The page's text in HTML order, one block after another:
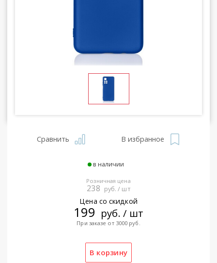
Сравнить В избранное
в наличии
Розничная цена
238 руб. / шт
Цена со скидкой
199 руб. / шт
При заказе от 3000 руб.